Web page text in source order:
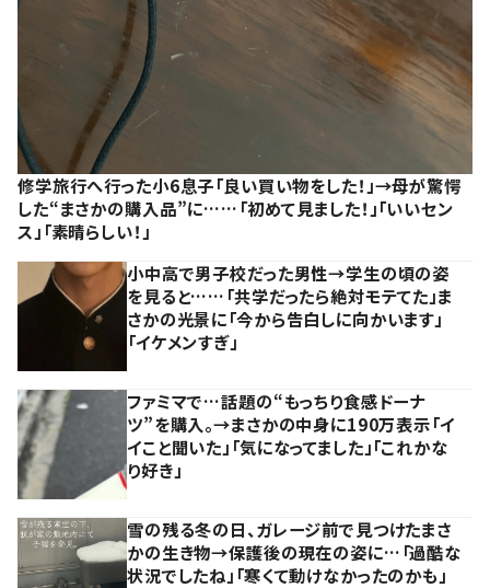
修学旅行へ行った小6息子「良い買い物をした！」→母が驚愕
した“まさかの購入品”に……「初めて見ました！」「いいセン
ス」「素晴らしい！」
小中高で男子校だった男性→学生の頃の姿
を見ると……「共学だったら絶対モテてた」ま
さかの光景に「今から告白しに向かいます」
「イケメンすぎ」
ファミマで…話題の“もっちり食感ドーナ
ツ”を購入。→まさかの中身に190万表示「イ
イこと聞いた」「気になってました」「これかな
り好き」
雪の残る冬の日、ガレージ前で見つけたまさ
かの生き物→保護後の現在の姿に…「過酷な
状況でしたね」「寒くて動けなかったのかも」